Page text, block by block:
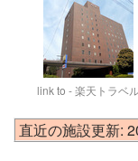
link to - 楽天トラベ
直近の施設更新: